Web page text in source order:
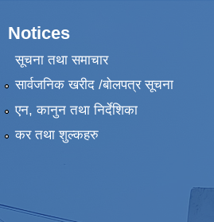
Notices
सूचना तथा समाचार
सार्वजनिक खरीद /बोलपत्र सूचना
एन, कानुन तथा निर्देशिका
कर तथा शुल्कहरु